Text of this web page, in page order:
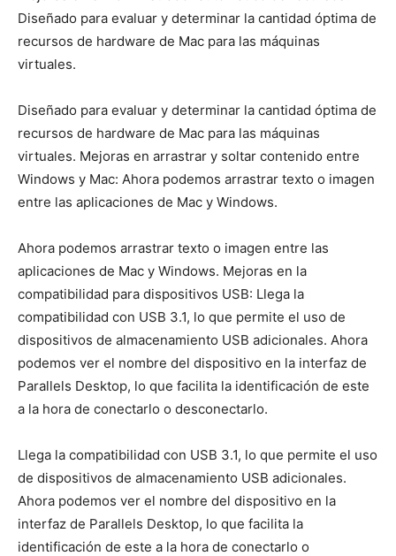
Diseñado para evaluar y determinar la cantidad óptima de
recursos de hardware de Mac para las máquinas
virtuales.
Diseñado para evaluar y determinar la cantidad óptima de
recursos de hardware de Mac para las máquinas
virtuales. Mejoras en arrastrar y soltar contenido entre
Windows y Mac: Ahora podemos arrastrar texto o imagen
entre las aplicaciones de Mac y Windows.
Ahora podemos arrastrar texto o imagen entre las
aplicaciones de Mac y Windows. Mejoras en la
compatibilidad para dispositivos USB: Llega la
compatibilidad con USB 3.1, lo que permite el uso de
dispositivos de almacenamiento USB adicionales. Ahora
podemos ver el nombre del dispositivo en la interfaz de
Parallels Desktop, lo que facilita la identificación de este
a la hora de conectarlo o desconectarlo.
Llega la compatibilidad con USB 3.1, lo que permite el uso
de dispositivos de almacenamiento USB adicionales.
Ahora podemos ver el nombre del dispositivo en la
interfaz de Parallels Desktop, lo que facilita la
identificación de este a la hora de conectarlo o